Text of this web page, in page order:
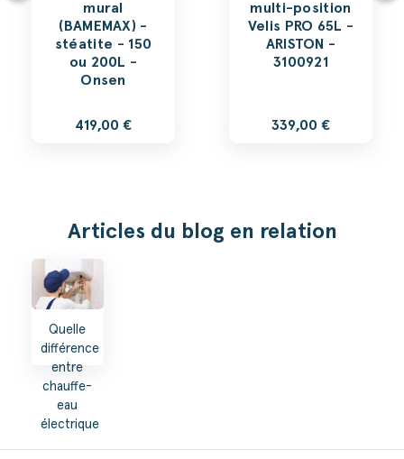
mural
(BAMEMAX) -
stéatite - 150
ou 200L -
Onsen
419,00 €
multi-position
Velis PRO 65L -
ARISTON -
3100921
339,00 €
Articles du blog en relation
Quelle
différence
entre
chauffe-
eau
électrique